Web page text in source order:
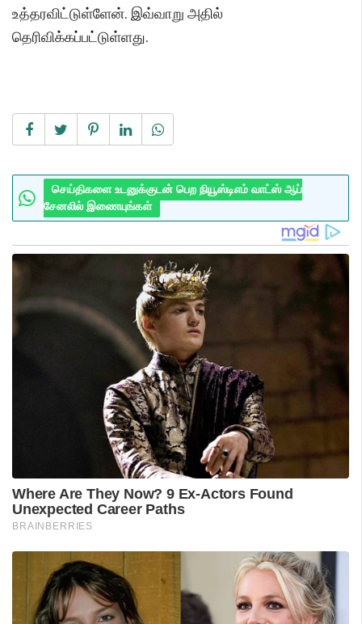
உத்தரவிட்டுள்ளேன். இவ்வாறு அதில்
தெரிவிக்கப்பட்டுள்ளது.
செய்திகளை உடனுக்குடன் பெற நியூஸ்டிஎம் வாட்ஸ் ஆப்
சேனலில் இணையுங்கள்